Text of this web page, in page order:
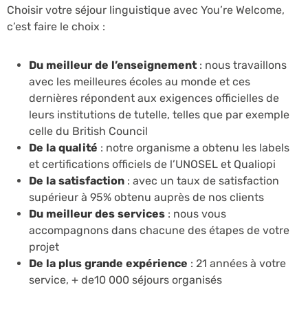
Choisir votre séjour linguistique avec You’re Welcome,
c’est faire le choix :
Du meilleur de l’enseignement : nous travaillons
avec les meilleures écoles au monde et ces
dernières répondent aux exigences officielles de
leurs institutions de tutelle, telles que par exemple
celle du British Council
De la qualité : notre organisme a obtenu les labels
et certifications officiels de l’UNOSEL et Qualiopi
De la satisfaction : avec un taux de satisfaction
supérieur à 95% obtenu auprès de nos clients
Du meilleur des services : nous vous
accompagnons dans chacune des étapes de votre
projet
De la plus grande expérience : 21 années à votre
service, + de10 000 séjours organisés